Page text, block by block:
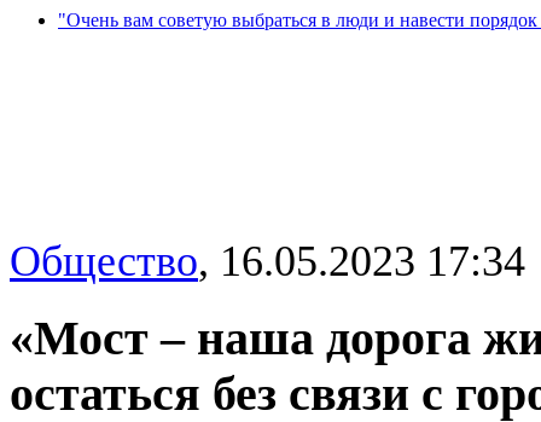
"Очень вам советую выбраться в люди и навести
Общество, 16.05.2023 17:34
«Мост – наша дорога
остаться без связи с